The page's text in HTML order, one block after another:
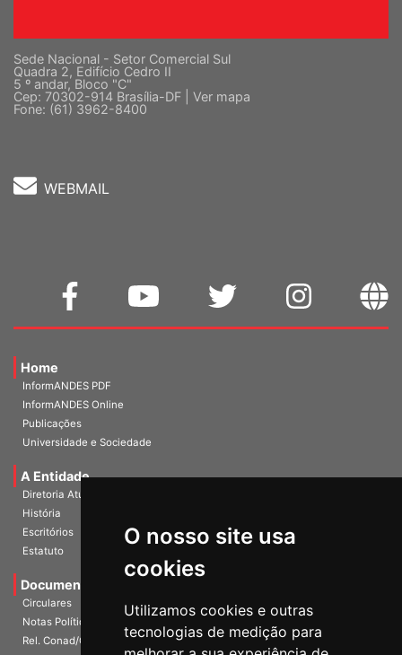
O nosso site usa
cookies
Utilizamos cookies e outras
tecnologias de medição para
Sede Nacional - Setor Comercial Sul
Quadra 2, Edifício Cedro II
5 º andar, Bloco "C"
Cep: 70302-914 Brasília-DF | Ver mapa
Fone: (61) 3962-8400
WEBMAIL
Home
InformANDES PDF
InformANDES Online
Publicações
Universidade e Sociedade
A Entidade
Diretoria Atual
História
Escritórios
Estatuto
Documentos
Circulares
Notas Políticas
Rel. Conad/Congresso